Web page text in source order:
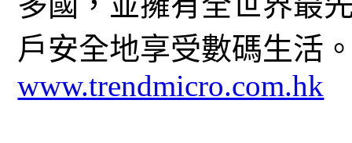
戶安全地享受數碼生活
www.trendmicro.com.hk